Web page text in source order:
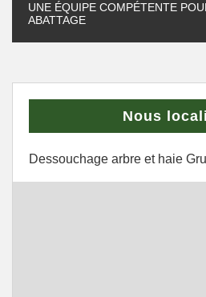
UNE ÉQUIPE COMPÉTENTE
ABATTAGE
Nous
Dessouchage arbre et haie